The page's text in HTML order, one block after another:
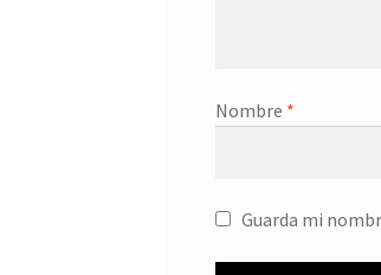
Nombre *
Guarda mi